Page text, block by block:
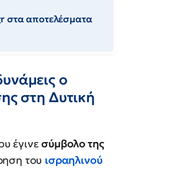
στα αποτελέσματα
ο
στη Δυτική
έγινεσύμβολο της
του ισραηλινού